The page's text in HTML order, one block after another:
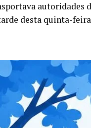
autoridades
desta quinta-feira